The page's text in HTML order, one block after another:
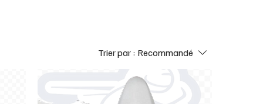
Trier par : Recommandé